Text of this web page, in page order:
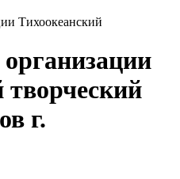
Тихоокеанский
творческий
г.